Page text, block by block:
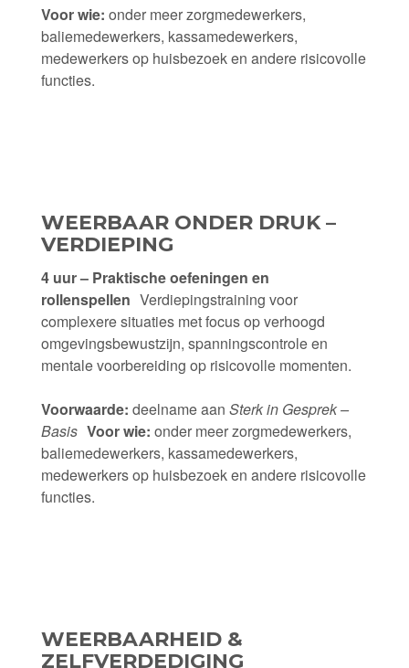
Voor wie: onder meer zorgmedewerkers,
baliemedewerkers, kassamedewerkers,
medewerkers op huisbezoek en andere risicovolle
functies.
WEERBAAR ONDER DRUK –
VERDIEPING
4 uur – Praktische oefeningen en
rollenspellen Verdiepingstraining voor
complexere situaties met focus op verhoogd
omgevingsbewustzijn, spanningscontrole en
mentale voorbereiding op risicovolle momenten.
Voorwaarde: deelname aan Sterk in Gesprek –
Basis Voor wie: onder meer zorgmedewerkers,
baliemedewerkers, kassamedewerkers,
medewerkers op huisbezoek en andere risicovolle
functies.
WEERBAARHEID &
ZELFVERDEDIGING